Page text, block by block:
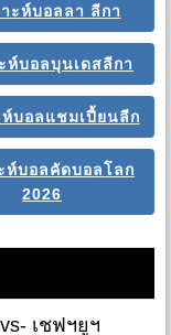
าะห์บอลลา ลีกา
ห์บอลบุนเดสลีกา
ห์บอลแชมเปี้ยนลีก
ห์บอลคัดบอลโลก
2026
เชฟฯยูฯ